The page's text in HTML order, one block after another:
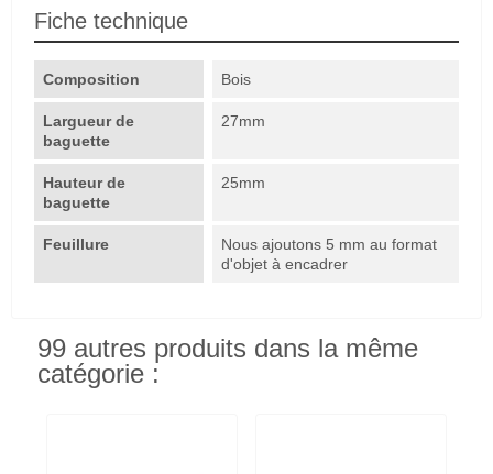
Fiche technique
Composition Bois
Largueur de
baguette
27mm
Hauteur de
baguette
25mm
Feuillure
Nous ajoutons 5 mm au format
d'objet à encadrer
99 autres produits dans la même
catégorie :